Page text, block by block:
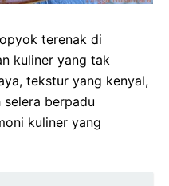
terenak di
kuliner yang tak
tekstur yang kenyal,
berpadu
kuliner yang